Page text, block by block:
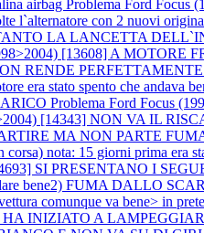
airbag Problema Ford Focus
con 2 nuovi
LA LANCETTA
[13608] A
PERFETTAMENTE
era stato spento che andava
Problema Ford Focus
[14343] NON VA IL
MA NON PARTE
nota: 15 giorni prima era
SI PRESENTANO I
bene2) FUMA DALLO
comunque va bene> in
INIZIATO A